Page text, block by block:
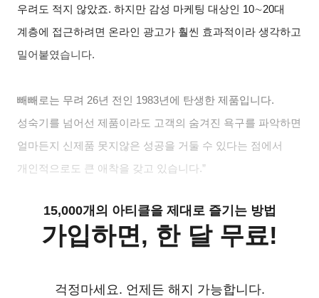
우려도 적지 않았죠. 하지만 감성 마케팅 대상인 10∼20대
계층에 접근하려면 온라인 광고가 훨씬 효과적이라 생각하고
밀어붙였습니다.
빼빼로는 무려 26년 전인 1983년에 탄생한 제품입니다.
성숙기를 넘어선 제품이라도 고객의 숨겨진 욕구를 파악하면
얼마든지 신제품 못지않은 성공을 거둘 수 있다는 점에서
개인적으로도 큰 애착을 갖고 있습니다.”
15,000개의 아티클을 제대로 즐기는 방법
가입하면, 한 달 무료!
걱정마세요. 언제든 해지 가능합니다.